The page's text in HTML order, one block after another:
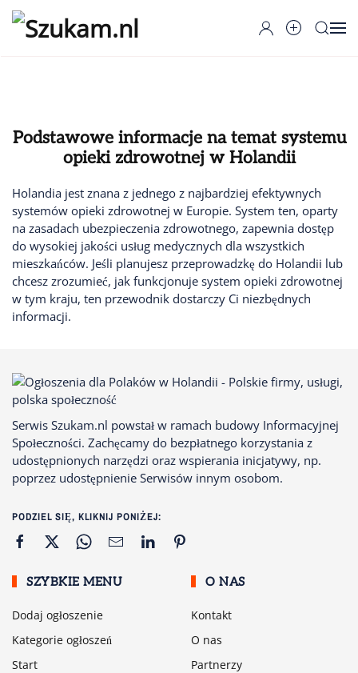
Przejdź do głównej treści
Podstawowe informacje na temat systemu
opieki zdrowotnej w Holandii
Holandia jest znana z jednego z najbardziej efektywnych
systemów opieki zdrowotnej w Europie. System ten, oparty
na zasadach ubezpieczenia zdrowotnego, zapewnia dostęp
do wysokiej jakości usług medycznych dla wszystkich
mieszkańców. Jeśli planujesz przeprowadzkę do Holandii lub
chcesz zrozumieć, jak funkcjonuje system opieki zdrowotnej
w tym kraju, ten przewodnik dostarczy Ci niezbędnych
informacji.
Serwis Szukam.nl powstał w ramach budowy Informacyjnej
Społeczności. Zachęcamy do bezpłatnego korzystania z
udostępnionych narzędzi oraz wspierania inicjatywy, np.
poprzez udostępnienie Serwisów innym osobom.
PODZIEL SIĘ, KLIKNIJ PONIŻEJ:
SZYBKIE MENU
Dodaj ogłoszenie
Kategorie ogłoszeń
Start
O NAS
Kontakt
O nas
Partnerzy